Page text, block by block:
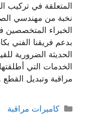
المتعلقة في تركيب
نخبة من مهندسي
الخبراء المتخصصين
بدعم فريقنا الفني
الحديثة الضرورية
الخدمات التي
مراقبة وتبديل
كاميرات مراقبة